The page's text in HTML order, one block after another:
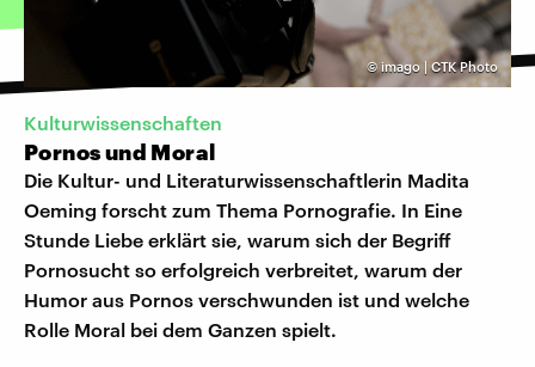
© imago | CTK Photo
Kulturwissenschaften
Pornos und Moral
Die Kultur- und Literaturwissenschaftlerin Madita
Oeming forscht zum Thema Pornografie. In Eine
Stunde Liebe erklärt sie, warum sich der Begriff
Pornosucht so erfolgreich verbreitet, warum der
Humor aus Pornos verschwunden ist und welche
Rolle Moral bei dem Ganzen spielt.